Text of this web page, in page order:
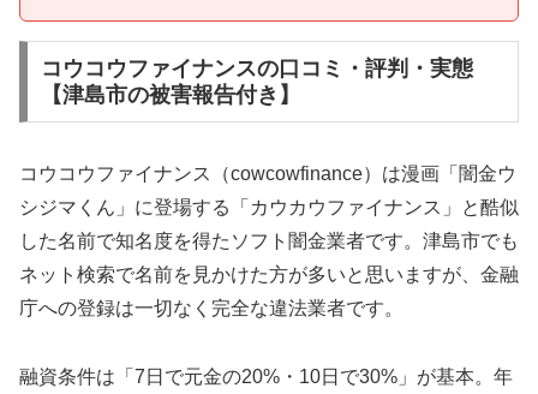
コウコウファイナンスの口コミ・評判・実態
【津島市の被害報告付き】
コウコウファイナンス（cowcowfinance）は漫画「闇金ウ
シジマくん」に登場する「カウカウファイナンス」と酷似
した名前で知名度を得たソフト闇金業者です。津島市でも
ネット検索で名前を見かけた方が多いと思いますが、金融
庁への登録は一切なく完全な違法業者です。
融資条件は「7日で元金の20%・10日で30%」が基本。年